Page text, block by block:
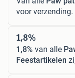
voor verzending.
1,8%
1,8% van alle
Feestartikelen